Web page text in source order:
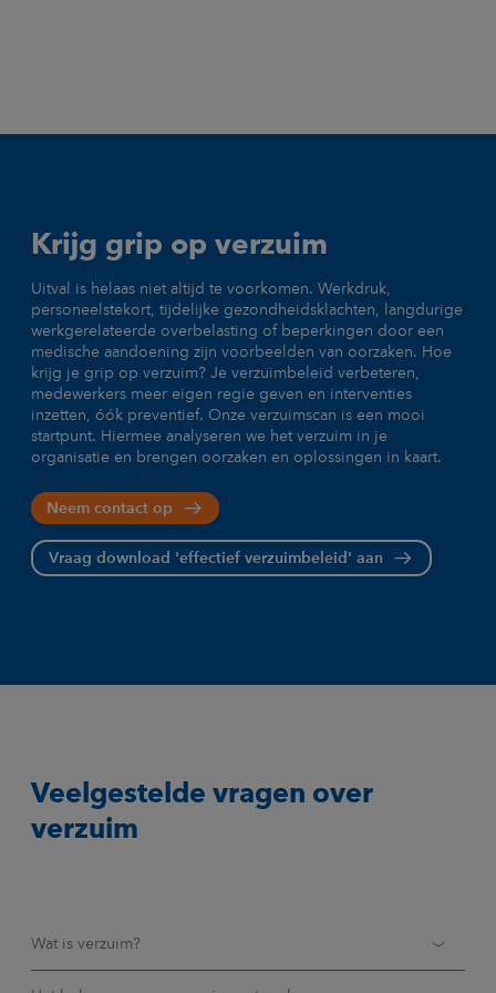
Krijg grip op verzuim
Uitval is helaas niet altijd te voorkomen. Werkdruk,
personeelstekort, tijdelijke gezondheidsklachten, langdurige
werkgerelateerde overbelasting of beperkingen door een
medische aandoening zijn voorbeelden van oorzaken. Hoe
krijg je grip op verzuim? Je verzuimbeleid verbeteren,
medewerkers meer eigen regie geven en interventies
inzetten, óók preventief. Onze verzuimscan is een mooi
startpunt. Hiermee analyseren we het verzuim in je
organisatie en brengen oorzaken en oplossingen in kaart.
Neem contact op
Vraag download 'effectief verzuimbeleid' aan
Veelgestelde vragen over
verzuim
Wat is verzuim?